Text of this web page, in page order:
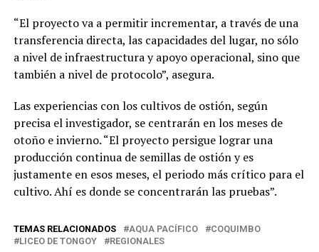
“El proyecto va a permitir incrementar, a través de una
transferencia directa, las capacidades del lugar, no sólo
a nivel de infraestructura y apoyo operacional, sino que
también a nivel de protocolo”, asegura.
Las experiencias con los cultivos de ostión, según
precisa el investigador, se centrarán en los meses de
otoño e invierno. “El proyecto persigue lograr una
producción continua de semillas de ostión y es
justamente en esos meses, el periodo más crítico para el
cultivo. Ahí es donde se concentrarán las pruebas”.
TEMAS RELACIONADOS AQUA PACÍFICO
COQUIMBO
LICEO DE TONGOY
REGIONALES